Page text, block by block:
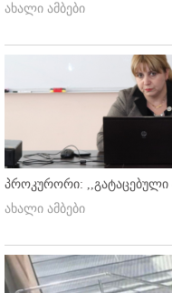
ახალი ამბები
პროკურორი: ,,გატაცებული
ახალი ამბები